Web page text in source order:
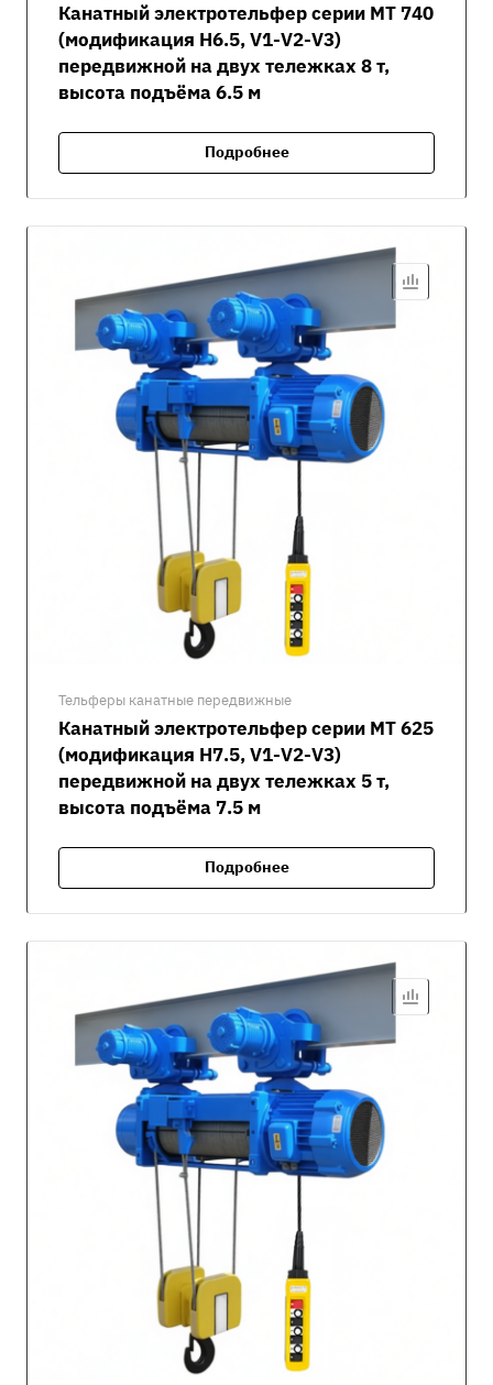
Канатный электротельфер серии MT 740
(модификация H6.5, V1-V2-V3)
передвижной на двух тележках 8 т,
высота подъёма 6.5 м
Подробнее
Тельферы канатные передвижные
Канатный электротельфер серии MT 625
(модификация H7.5, V1-V2-V3)
передвижной на двух тележках 5 т,
высота подъёма 7.5 м
Подробнее